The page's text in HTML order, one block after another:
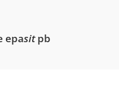
epasitpb